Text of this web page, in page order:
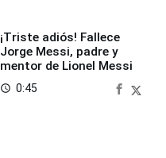
¡Triste adiós! Fallece
Jorge Messi, padre y
mentor de Lionel Messi
access_time 0:45